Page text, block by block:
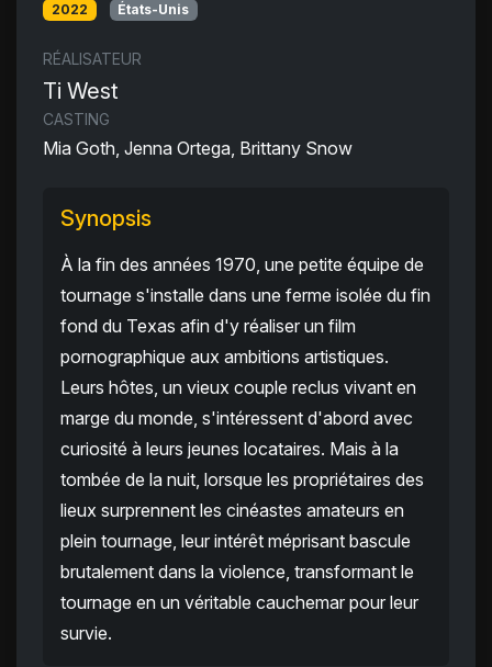
2022 États-Unis
RÉALISATEUR
Ti West
CASTING
Mia Goth, Jenna Ortega, Brittany Snow
Synopsis
À la fin des années 1970, une petite équipe de
tournage s'installe dans une ferme isolée du fin
fond du Texas afin d'y réaliser un film
pornographique aux ambitions artistiques.
Leurs hôtes, un vieux couple reclus vivant en
marge du monde, s'intéressent d'abord avec
curiosité à leurs jeunes locataires. Mais à la
tombée de la nuit, lorsque les propriétaires des
lieux surprennent les cinéastes amateurs en
plein tournage, leur intérêt méprisant bascule
brutalement dans la violence, transformant le
tournage en un véritable cauchemar pour leur
survie.